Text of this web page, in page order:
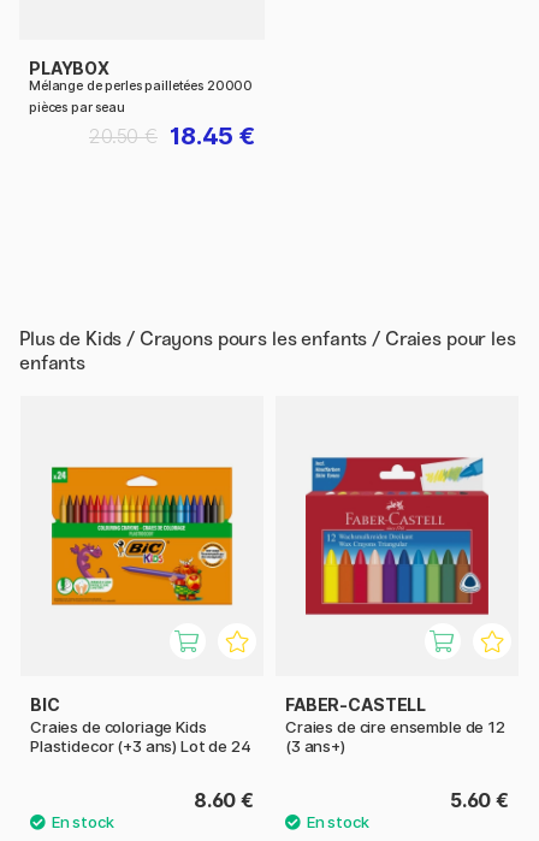
PLAYBOX
Mélange de perles pailletées 20000
pièces par seau
18.45 €
20.50 €
Plus de Kids / Crayons pours les enfants / Craies pour les
enfants
BIC
Craies de coloriage Kids
Plastidecor (+3 ans) Lot de 24
8.60 €
FABER-CASTELL
Craies de cire ensemble de 12
(3 ans+)
5.60 €